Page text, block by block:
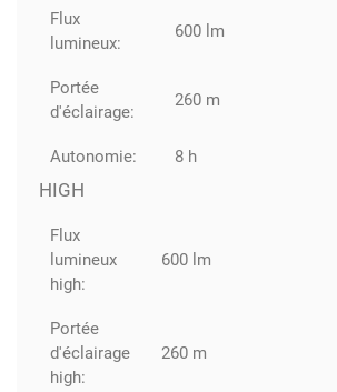
Flux
lumineux:
600 lm
Portée
d'éclairage:
260 m
Autonomie: 8 h
HIGH
Flux
lumineux
high:
600 lm
Portée
d'éclairage
high:
260 m